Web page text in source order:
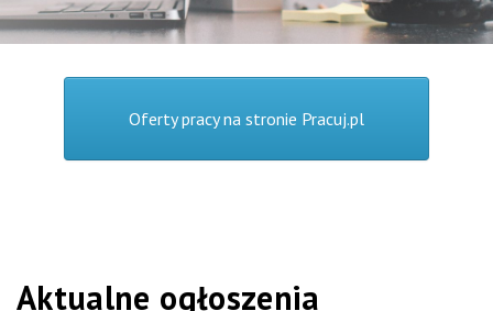
Oferty pracy na stronie Pracuj.pl
Aktualne ogłoszenia